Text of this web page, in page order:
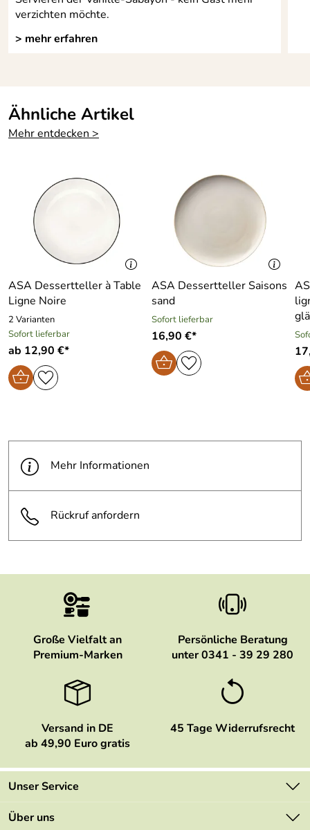
verzichten möchte.
> mehr erfahren
Ähnliche Artikel
Mehr entdecken >
ASA Dessertteller à Table
Ligne Noire
2 Varianten
Sofort lieferbar
ab 12,90 €*
ASA Dessertteller Saisons
sand
Sofort lieferbar
16,90 €*
Mehr Informationen
Rückruf anfordern
Große Vielfalt an
Premium-Marken
Persönliche Beratung
unter 0341 - 39 29 280
Versand in DE
ab 49,90 Euro gratis
45 Tage Widerrufsrecht
Unser Service
Kontakt
Über uns